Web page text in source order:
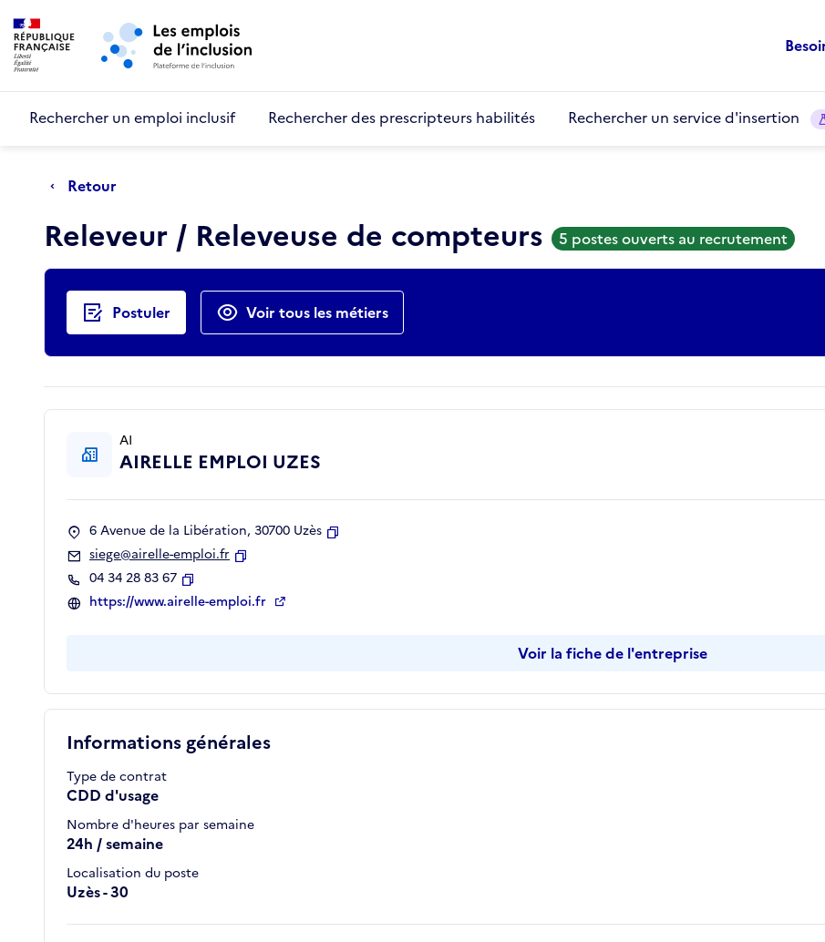
Aller au menu principal
Rechercher un emploi inclusif Rechercher des prescripteurs habilités Rechercher un service d'insertion
Retour
Releveur / Releveuse de compteurs 5 postes ouverts au recrutement
Actions rapides
Postuler Voir tous les métiers
Informations générales
Type de contrat
CDD d'usage
Nombre d'heures par semaine
24h / semaine
Localisation du poste
Uzès - 30
AI
AIRELLE EMPLOI UZES
6 Avenue de la Libération, 30700 Uzès
siege@airelle-emploi.fr
04 34 28 83 67
Copier
https://www.airelle-emploi.fr
Voir la fiche de l'entreprise